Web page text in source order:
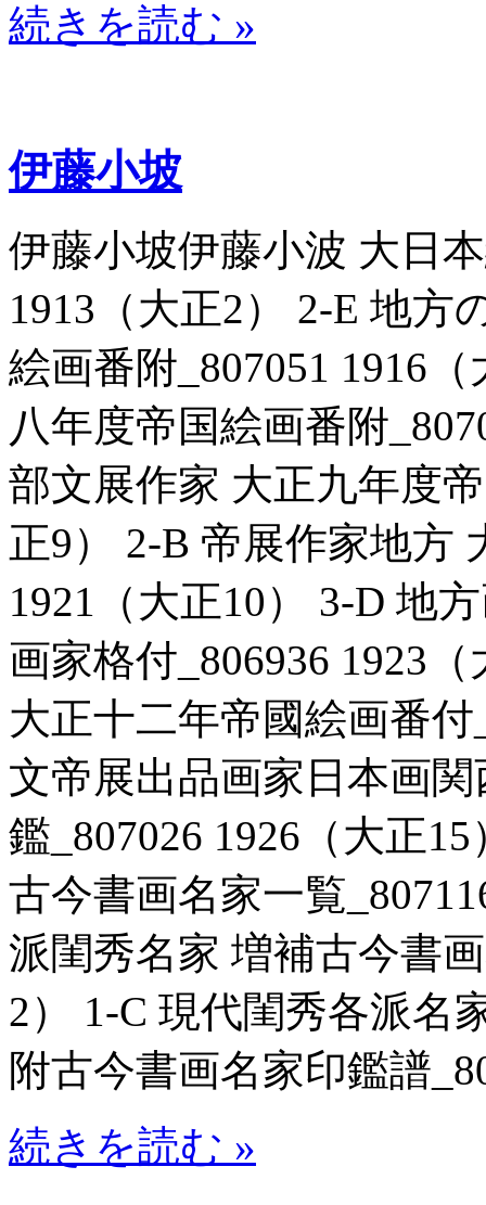
続きを読む »
伊藤小坡
伊藤小坡伊藤小波 大日
1913（大正2） 2-E 地方
絵画番附_807051 1916
八年度帝国絵画番附
部文展作家 大正九年度
正9） 2-B 帝展作家地方
1921（大正10） 3-D 地
画家格付_806936 1923
大正十二年帝國絵画番付
文帝展出品画家日本画
鑑_807026 1926（大正
古今書画名家一覧
派閨秀名家 増補古今書
2） 1-C 現代閨秀各派
附古今書画名家印鑑譜
続きを読む »